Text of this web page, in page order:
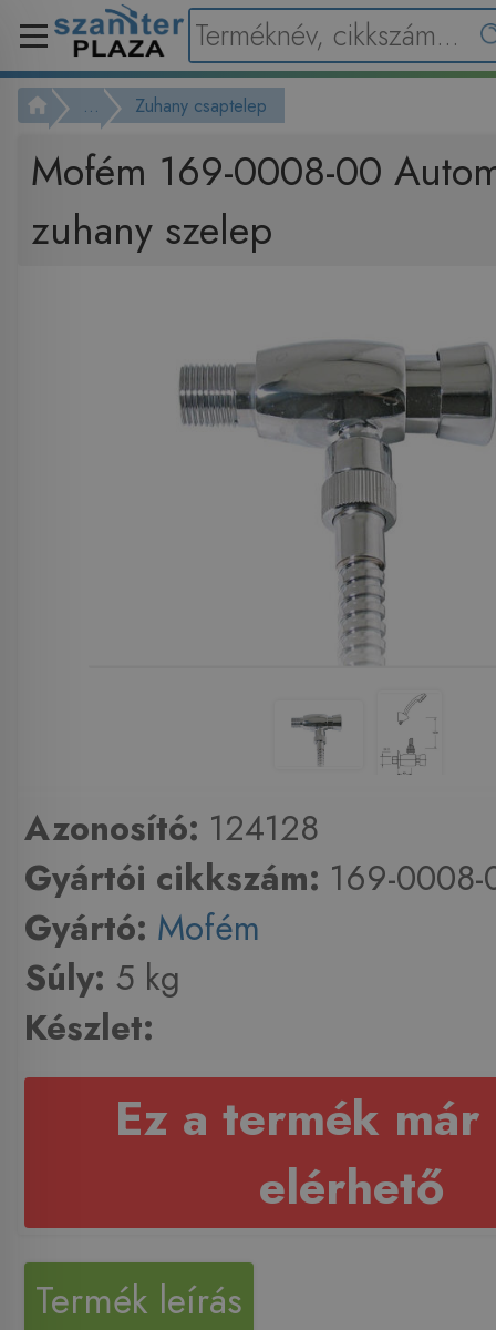
... Zuhany csaptelep
Mofém 169-0008-00
zuhany szelep
Azonosító: 124128
Gyártói cikkszám: 169-0008-
Gyártó: Mofém
Súly: 5 kg
Készlet:
Ez a termék már
elérhető
Termék leírás